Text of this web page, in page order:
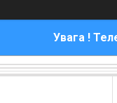
Увага !